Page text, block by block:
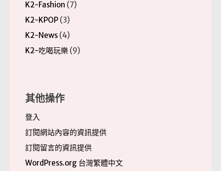
K2-Fashion (7)
K2-KPOP(3)
K2-News(4)
K2-吃喝玩樂(9)
其他操作
登入
訂閱網站內容的資訊提供
訂閱留言的資訊提供
WordPress.org 台灣繁體中文